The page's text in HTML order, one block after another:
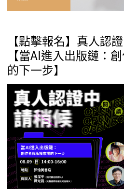
【點擊報名】真人認
【當AI進入出版鏈：
的下一步】